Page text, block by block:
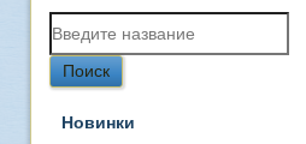
Новинки